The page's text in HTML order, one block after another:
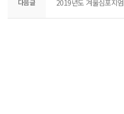
다음글 2019년도 겨울심포지엄